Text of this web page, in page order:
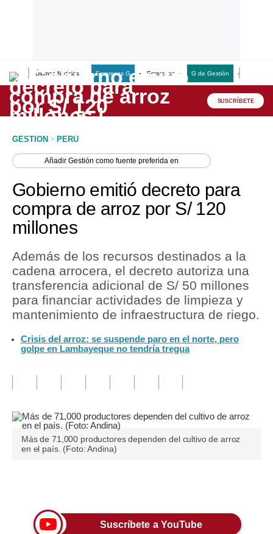
Últimas Noticias Empresas G Empresas G de Gestión
Lo último
Peru Quiosco
Economía
Mercados
Política
Tu Dinero
Finanzas Personales
Inmobiliarias
Opinión
Editorial
Pregunta de hoy
Lujo
SUSCRÍBETE
GESTION > PERU
AñadirGestión como fuente preferida en
Gobierno emitió decreto para
compra de arroz por S/ 120
millones
Además de los recursos destinados a la
cadena arrocera, el decreto autoriza una
transferencia adicional de S/ 50 millones
para financiar actividades de limpieza y
mantenimiento de infraestructura de riego.
Crisis del arroz: se suspende paro en el norte, pero
golpe en Lambayeque no tendría tregua
Más de 71,000 productores dependen del cultivo de arroz
en el país. (Foto: Andina)
Suscríbete a YouTube